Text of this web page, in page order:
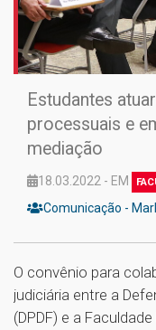
Estudantes
processuais e
mediação
18.03.2022 - EM
Comunicação -
O convênio para
judiciária entre a
(DPDF) e a